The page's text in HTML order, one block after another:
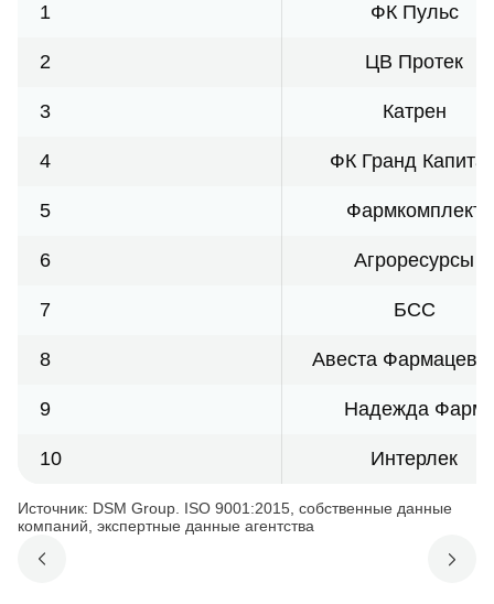
1 ФК Пульс
2 ЦВ Протек
3 Катрен
4 ФК Гранд
5 Фармкомплект
6 Агроресурсы
7 БСС
8 Авеста
9 Надежда Фарм
10 Интерлек
Источник: DSM Group. ISO 9001:2015, собственные данные
компаний, экспертные данные агентства